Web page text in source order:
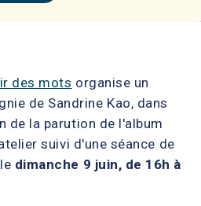
des mots organise un
de Sandrine Kao, dans
de la parution de l'album
suivi d'une séance de
dimanche 9 juin, de 16h à